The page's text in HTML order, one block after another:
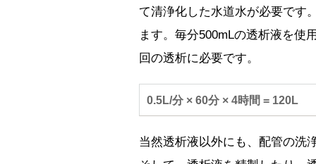
て清浄化した水道水が必要です
ます。毎分500mLの透析液を使
回の透析に必要です。
0.5L/分 × 60分 × 4時間 = 120L
当然透析液以外にも、配管の洗